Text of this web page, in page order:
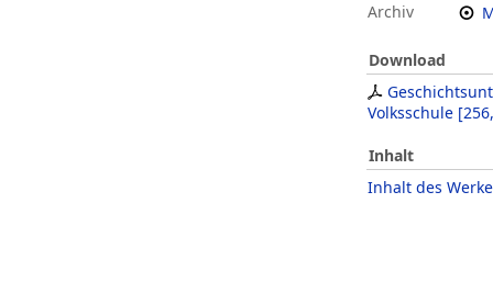
Archiv
Download
Volksschule [
Inhalt
Inhalt des